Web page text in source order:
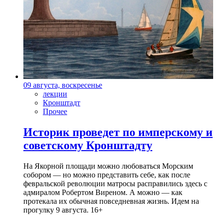
09 августа, воскресенье
лекции
Кронштадт
Прочее
Историк проведет по имперскому и
советскому Кронштадту
На Якорной площади можно любоваться Морским
собором — но можно представить себе, как после
февральской революции матросы расправились здесь с
адмиралом Робертом Виреном. А можно — как
протекала их обычная повседневная жизнь. Идем на
прогулку 9 августа. 16+